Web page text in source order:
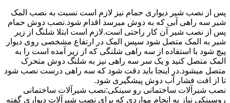
پس از نصب شیر دیواری حمام نیز لازم است نسبت به نصب المک
شیر سه راهی آبی که به دوش میرسد اقدام شود.نصب دوش حمام
پس از نصب شیر آن کار راحتی است.لازم است ابتلا شلنگ از زیر
شیر به المک متصل شود سپس المک در ارتفاع مشخصی روی دیوار
پیچ شود با استفاده از سه راهی شلنگی که از زیر آمده است را به
المک متصل کنید و یک سر سه راهی نیز به شلنگ دوش متحرک
متصل میشود.در اینجا باید دقت شود که سه راهی درست نصب شود
تا از افت فشار آب دوش پیشگیری شود.
نصب شیرآلات ساختمانی رو سینکی:نصب شیرآلات ساختمانی
روسینکی نیاز به انجام مواردی که برای نصب شیرآلات دیواری گفته